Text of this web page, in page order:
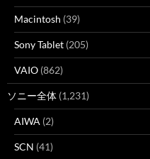
Macintosh (39)
Sony Tablet (205)
VAIO (862)
ソニー全体 (1,231)
AIWA (2)
SCN (41)